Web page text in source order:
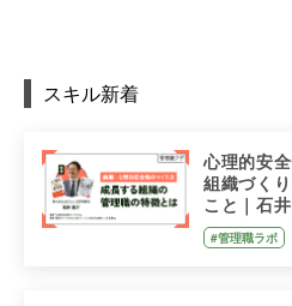
スキル新着
心理的安
組織づく
こと｜石
#管理職ラボ